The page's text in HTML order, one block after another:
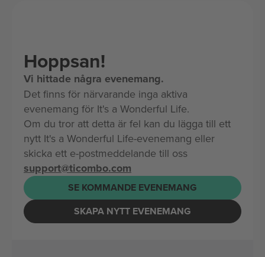
Hoppsan!
Vi hittade några evenemang.
Det finns för närvarande inga aktiva
evenemang för It's a Wonderful Life.
Om du tror att detta är fel kan du lägga till ett
nytt It's a Wonderful Life-evenemang eller
skicka ett e-postmeddelande till oss
support@ticombo.com
SE KOMMANDE EVENEMANG
SKAPA NYTT EVENEMANG